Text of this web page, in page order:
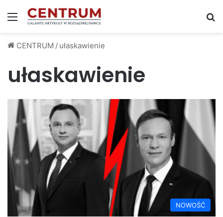
Menu
CENTRUM / ułaskawienie
ułaskawienie
NOWOŚĆ